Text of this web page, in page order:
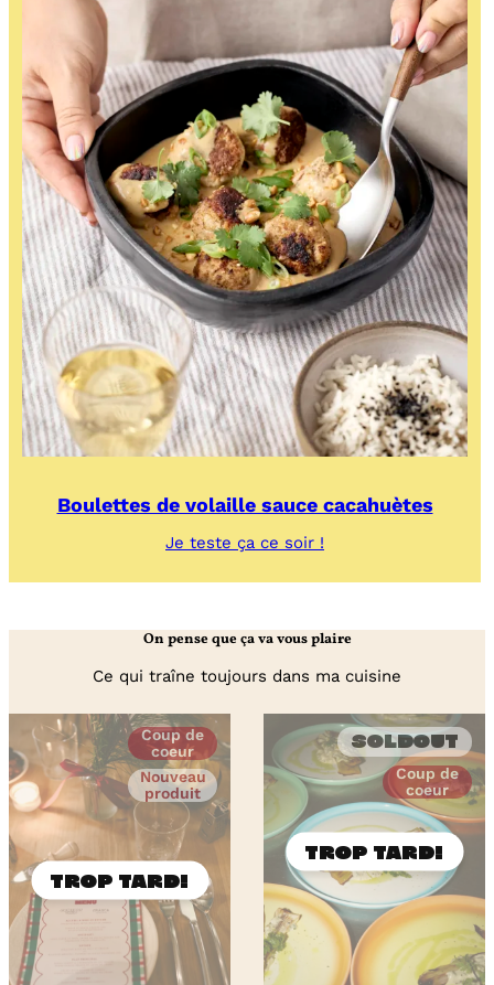
Boulettes de volaille sauce cacahuètes
Je teste ça ce soir !
de
cacahuètes
On pense que ça va vous plaire
Ce qui traîne toujours dans ma cuisine
Coup de
coeur
Nouveau
produit
Soldout
Coup de
coeur